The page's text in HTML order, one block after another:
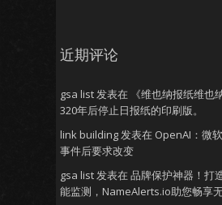
近期评论
gsa list发表在
《维也纳报纸维也
320年后停止日报纸的印刷版。
link building发表在 OpenAI：微
事件后要求改变
gsa list发表在 品牌保护神器！打
能监测，NameAlerts.io助您畅享